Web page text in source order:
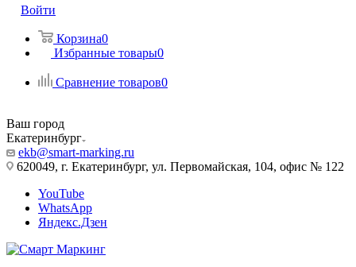
Войти
Корзина0
Избранные товары0
Сравнение товаров0
Ваш город
Екатеринбург
ekb@smart-marking.ru
620049, г. Екатеринбург, ул. Первомайская, 104, офис № 122
YouTube
WhatsApp
Яндекс.Дзен